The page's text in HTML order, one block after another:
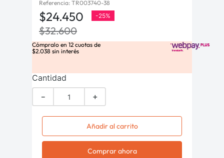
Referencia: TR003740-38
$24.450 -25%
$32.600
Cómpralo en 12 cuotas de
$2.038 sin interés
Cantidad
＋
－
Añadir al carrito
Comprar ahora